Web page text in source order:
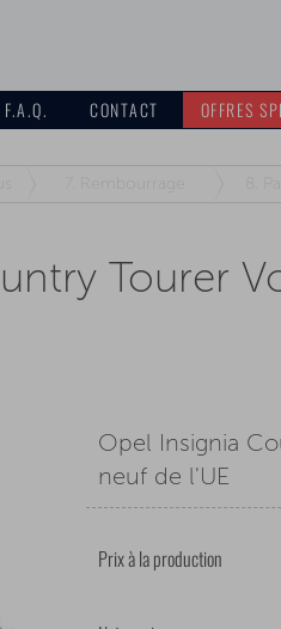
F.A.Q. CONTACT OFFRES
Tourer
Opel Insignia
neuf de l'UE
Prix à la production